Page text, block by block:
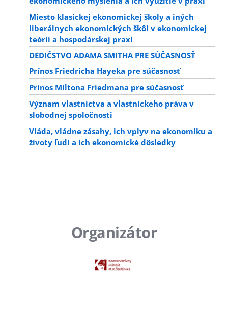
Miesto klasickej ekonomickej školy a iných
liberálnych ekonomických škôl v ekonomickej
teórii a hospodárskej praxi
DEDIČSTVO ADAMA SMITHA PRE SÚČASNOSŤ
Prínos Friedricha Hayeka pre súčasnosť
Prínos Miltona Friedmana pre súčasnosť
Význam vlastníctva a vlastníckeho práva v
slobodnej spoločnosti
Vláda, vládne zásahy, ich vplyv na ekonomiku a
životy ľudí a ich ekonomické dôsledky
Organizátor